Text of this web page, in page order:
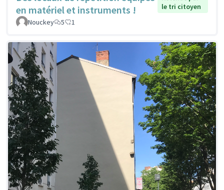
en matériel et instruments !
le tri citoyen
Nouckey
5 1